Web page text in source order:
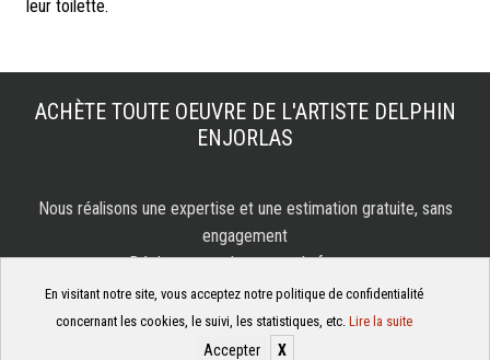
En visitant notre site, vous acceptez notre politique de confidentialité
concernant les cookies, le suivi, les statistiques, etc. Lire la suite
Accepter X
leur toilette.
ACHÈTE TOUTE OEUVRE DE L'ARTISTE DELPHIN
ENJORLAS
Nous réalisons une expertise et une estimation gratuite, sans
engagement
Déplacement dans toute la france
DEMANDE D’ESTIMATION